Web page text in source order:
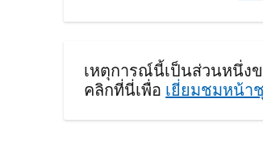
เหตุการณ์นี้เป็นส่วนหนึ่งข
คลิกที่นี่เพื่อ เยี่ยมชมหน้า